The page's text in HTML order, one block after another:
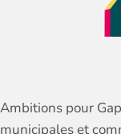
Ambitions pour
municipales et